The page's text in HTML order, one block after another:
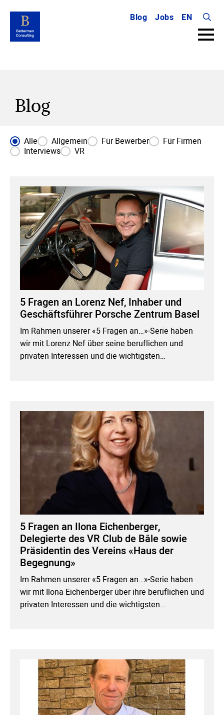
Blog Jobs
EN
Search
for:
Blog
Blog Kategorien
Alle Allgemein Für Bewerber
Für Firmen
Interviews
VR
5 Fragen an Lorenz Nef, Inhaber und
Geschäftsführer Porsche Zentrum Basel
Im Rahmen unserer «5 Fragen an…»-Serie haben
wir mit Lorenz Nef über seine beruflichen und
privaten Interessen und die wichtigsten…
5 Fragen an Ilona Eichenberger,
Delegierte des VR Club de Bâle sowie
Präsidentin des Vereins «Haus der
Begegnung»
Im Rahmen unserer «5 Fragen an…»-Serie haben
wir mit Ilona Eichenberger über ihre beruflichen und
privaten Interessen und die wichtigsten…